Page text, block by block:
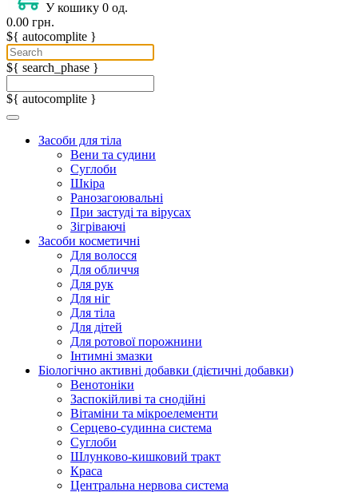
У кошику 0 од.
0.00 грн.
${ autocomplite }
${ search_phase }
${ autocomplite }
Засоби для тіла
Вени та судини
Суглоби
Шкіра
Ранозагоювальні
При застуді та вірусах
Зігріваючі
Засоби косметичні
Для волосся
Для обличчя
Для рук
Для ніг
Для тіла
Для дітей
Для ротової порожнини
Інтимні змазки
Біологічно активні добавки (дієтичні добавки)
Венотоніки
Заспокійливі та снодійні
Вітаміни та мікроелементи
Серцево-судинна система
Суглоби
Шлунково-кишковий тракт
Краса
Центральна нервова система